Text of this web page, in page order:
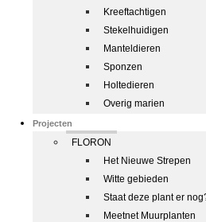
Kreeftachtigen
Stekelhuidigen
Manteldieren
Sponzen
Holtedieren
Overig marien
Projecten
FLORON
Het Nieuwe Strepen
Witte gebieden
Staat deze plant er
Meetnet Muurplanten